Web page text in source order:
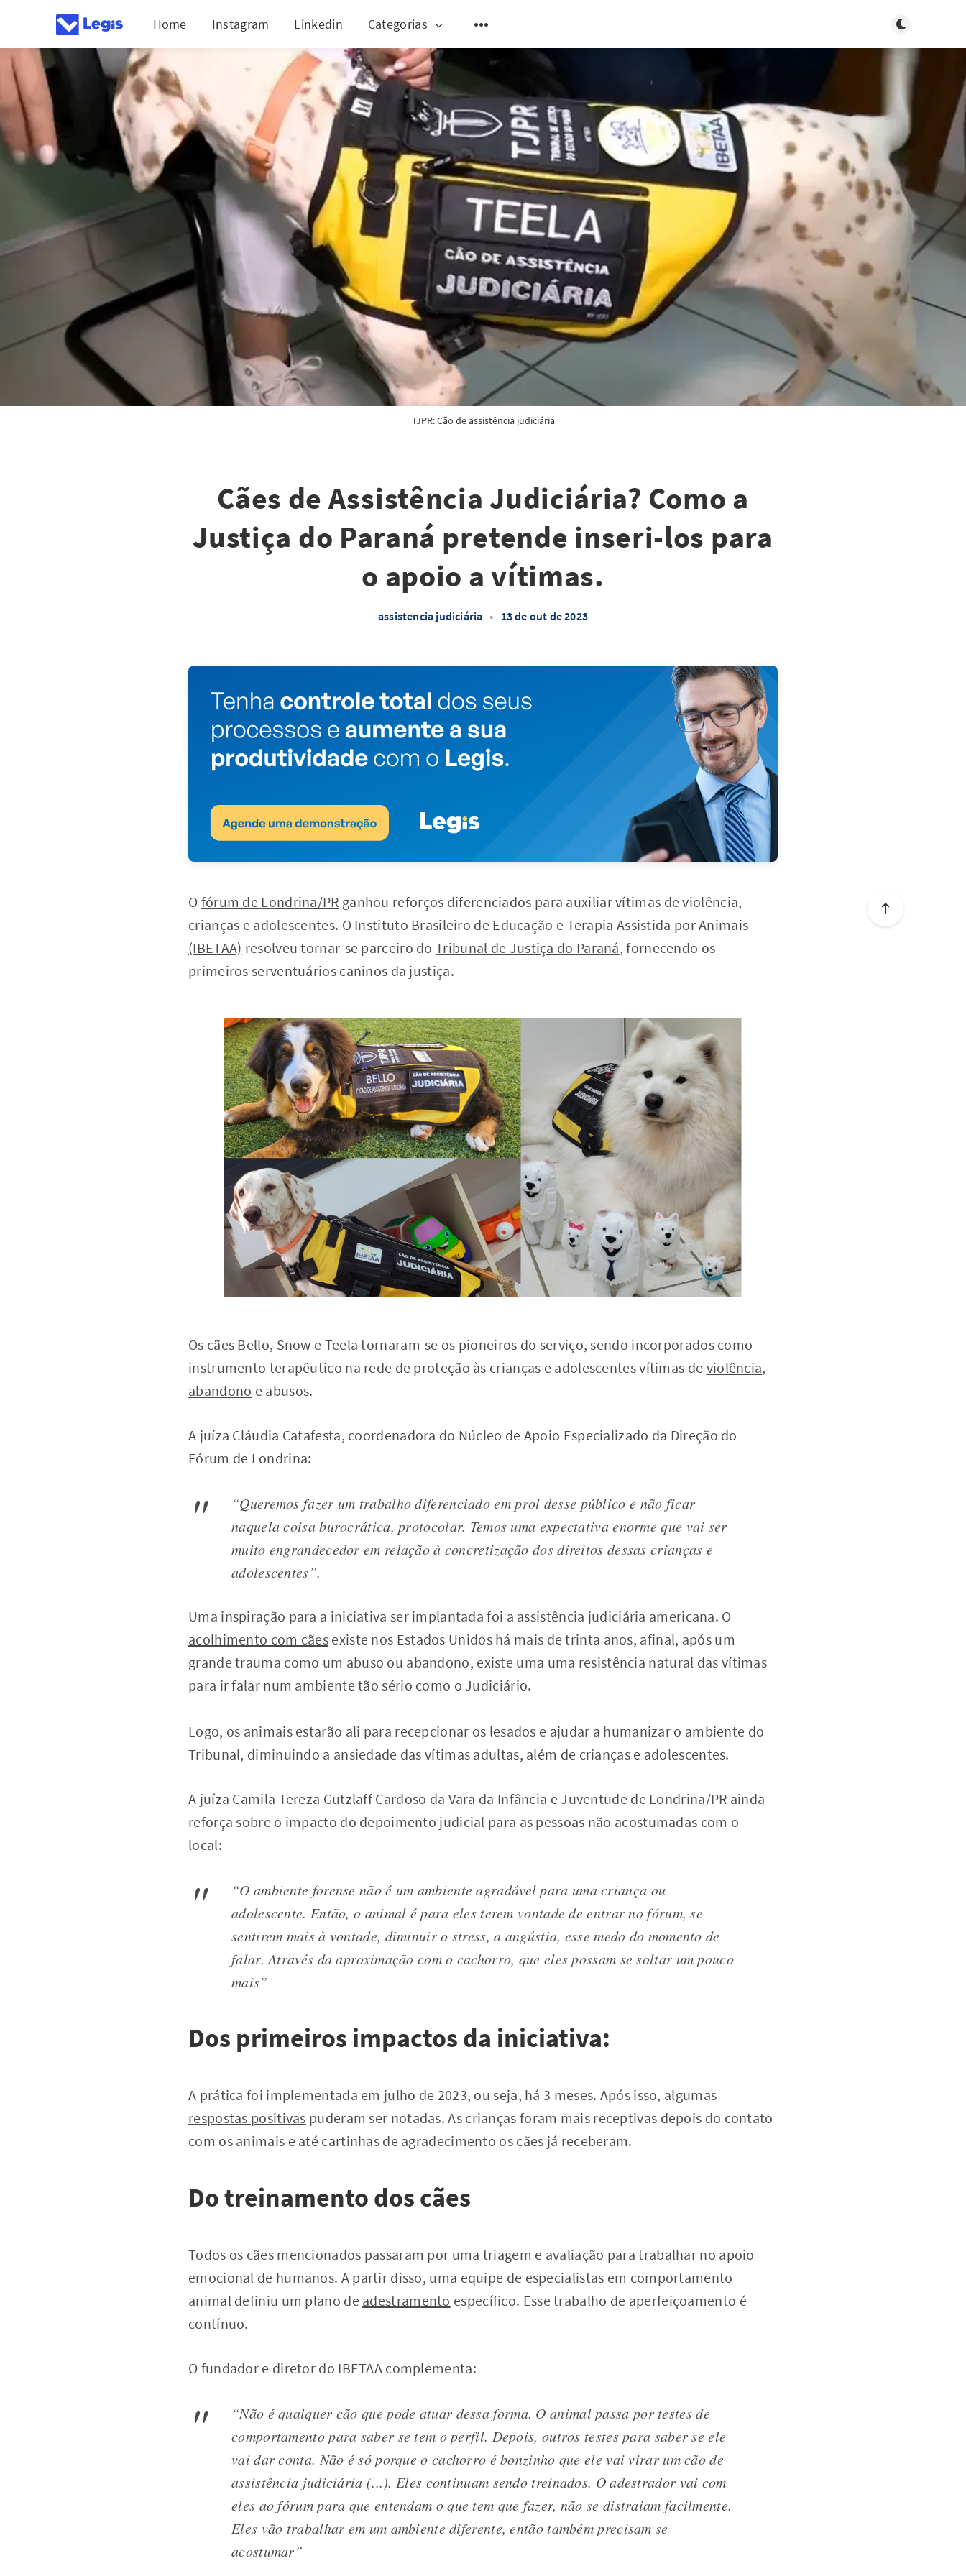
Home Instagram Linkedin Categorias Toggle dark
TJPR: Cão de assistência judiciária
Cães de Assistência Judiciária? Como a
Justiça do Paraná pretende inseri-los para
o apoio a vítimas.
assistencia judiciária • 13 de out de 2023
O fórum de Londrina/PR ganhou reforços diferenciados para auxiliar vítimas de violência,
crianças e adolescentes. O Instituto Brasileiro de Educação e Terapia Assistida por Animais
(IBETAA) resolveu tornar-se parceiro doTribunal de Justiça do Paraná, fornecendo os
primeiros serventuários caninos da justiça.
Os cães Bello, Snow e Teela tornaram-se os pioneiros do serviço, sendo incorporados como
instrumento terapêutico na rede de proteção às crianças e adolescentes vítimas de violência,
abandono e abusos.
A juíza Cláudia Catafesta, coordenadora do Núcleo de Apoio Especializado da Direção do
Fórum de Londrina:
“Queremos fazer um trabalho diferenciado em prol desse público e não ficar
naquela coisa burocrática, protocolar. Temos uma expectativa enorme que vai ser
muito engrandecedor em relação à concretização dos direitos dessas crianças e
adolescentes”.
Uma inspiração para a iniciativa ser implantada foi a assistência judiciária americana. O
acolhimento com cães existe nos Estados Unidos há mais de trinta anos, afinal, após um
grande trauma como um abuso ou abandono, existe uma uma resistência natural das vítimas
para ir falar num ambiente tão sério como o Judiciário.
Logo, os animais estarão ali para recepcionar os lesados e ajudar a humanizar o ambiente do
Tribunal, diminuindo a ansiedade das vítimas adultas, além de crianças e adolescentes.
A juíza Camila Tereza Gutzlaff Cardoso da Vara da Infância e Juventude de Londrina/PR ainda
reforça sobre o impacto do depoimento judicial para as pessoas não acostumadas com o
local:
“O ambiente forense não é um ambiente agradável para uma criança ou
adolescente. Então, o animal é para eles terem vontade de entrar no fórum, se
sentirem mais à vontade, diminuir o stress, a angústia, esse medo do momento de
falar. Através da aproximação com o cachorro, que eles possam se soltar um pouco
mais”
Dos primeiros impactos da iniciativa:
A prática foi implementada em julho de 2023, ou seja, há 3 meses. Após isso, algumas
respostas positivas puderam ser notadas. As crianças foram mais receptivas depois do contato
com os animais e até cartinhas de agradecimento os cães já receberam.
Do treinamento dos cães
Todos os cães mencionados passaram por uma triagem e avaliação para trabalhar no apoio
emocional de humanos. A partir disso, uma equipe de especialistas em comportamento
animal definiu um plano de adestramento específico. Esse trabalho de aperfeiçoamento é
contínuo.
O fundador e diretor do IBETAA complementa:
“Não é qualquer cão que pode atuar dessa forma. O animal passa por testes de
comportamento para saber se tem o perfil. Depois, outros testes para saber se ele
vai dar conta. Não é só porque o cachorro é bonzinho que ele vai virar um cão de
assistência judiciária (...).Eles continuam sendo treinados. O adestrador vai com
eles ao fórum para que entendam o que tem que fazer, não se distraiam facilmente.
Eles vão trabalhar em um ambiente diferente, então também precisam se
acostumar”